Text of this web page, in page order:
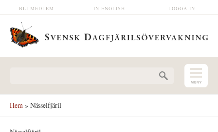
Hoppa till huvudinnehåll LOGGA IN
IN ENGLISH
BLI MEDLEM
Hem » Nässelfjäril